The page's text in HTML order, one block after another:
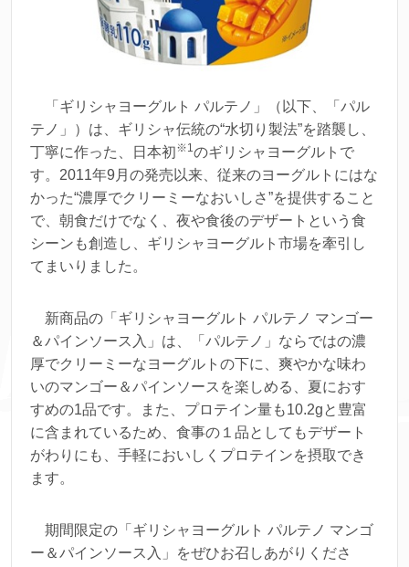
「ギリシャヨーグルト パルテノ」（以下、「パル
テノ」）は、ギリシャ伝統の“水切り製法”を踏襲し、
丁寧に作った、日本初※1のギリシャヨーグルトで
す。2011年9月の発売以来、従来のヨーグルトにはな
かった“濃厚でクリーミーなおいしさ”を提供すること
で、朝食だけでなく、夜や食後のデザートという食
シーンも創造し、ギリシャヨーグルト市場を牽引し
てまいりました。
新商品の「ギリシャヨーグルト パルテノ マンゴー
＆パインソース入」は、「パルテノ」ならではの濃
厚でクリーミーなヨーグルトの下に、爽やかな味わ
いのマンゴー＆パインソースを楽しめる、夏におす
すめの1品です。また、プロテイン量も10.2gと豊富
に含まれているため、食事の１品としてもデザート
がわりにも、手軽においしくプロテインを摂取でき
ます。
期間限定の「ギリシャヨーグルト パルテノ マンゴ
ー＆パインソース入」をぜひお召しあがりくださ